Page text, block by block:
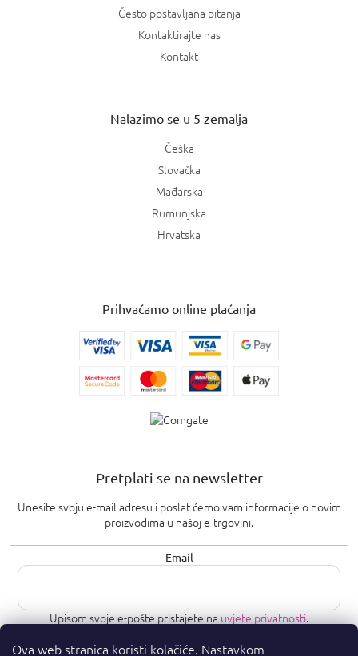
Ova web stranica koristi kolačiće. Nastavkom
Često postavljana pitanja
Kontaktirajte nas
Kontakt
Nalazimo se u 5 zemalja
Češka
Slovačka
Mađarska
Rumunjska
Hrvatska
Prihvaćamo online plaćanja
Pretplati se na newsletter
Unesite svoju e-mail adresu i poslat ćemo vam informacije o novim
proizvodima u našoj e-trgovini.
Email
Upisom svoje e-pošte pristajete nauvjete privatnosti.